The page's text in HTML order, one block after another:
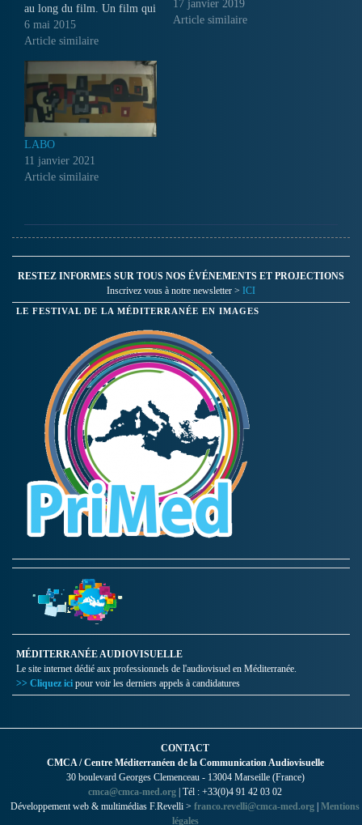
au long du film. Un film qui
nous emmène visiter les
paysages cruciaux de sa vie
documents inédits, et des
témoignages de ceux qui ont
partager sa vie et l'histoire…
6 mai 2015
Article similaire
17 janvier 2019
Article similaire
LABO
11 janvier 2021
Article similaire
RESTEZ INFORMES SUR TOUS NOS ÉVÉNEMENTS ET PROJECTIONS
Inscrivez vous à notre newsletter > ICI
LE FESTIVAL DE LA MÉDITERRANÉE EN IMAGES
MÉDITERRANÉE AUDIOVISUELLE
Le site internet dédié aux professionnels de l'audiovisuel en Méditerranée.
>> Cliquez ici pour voir les derniers appels à candidatures
CONTACT
CMCA / Centre Méditerranéen de la Communication Audiovisuelle
30 boulevard Georges Clemenceau - 13004 Marseille (France)
cmca@cmca-med.org | Tél : +33(0)4 91 42 03 02
Développement web & multimédias F.Revelli > franco.revelli@cmca-med.org Mentions
légales